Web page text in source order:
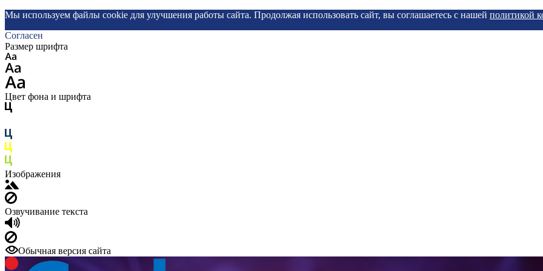
Мы используем файлы cookie для улучшения работы сайта. Продолжая использовать сайт, вы соглашаетесь с нашей политикой
Согласен
Размер шрифта
Цвет фона и шрифта
Изображения
Озвучивание текста
Обычная версия сайта